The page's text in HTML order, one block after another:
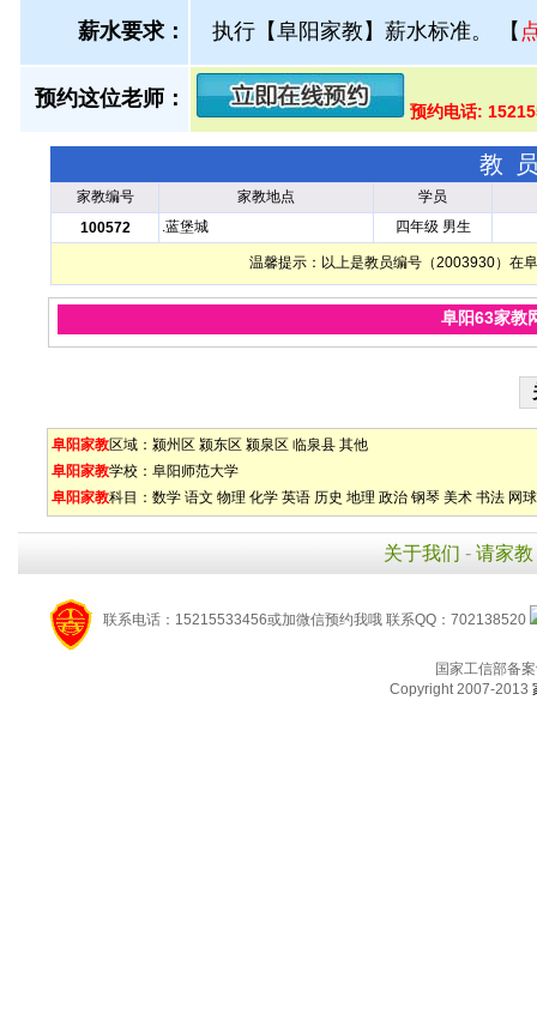
薪水要求： 执行【阜阳家教】薪水标准。 【
预约这位老师：
预约电话:
教
家教编号 家教地点
学员
100572
.蓝堡城 四年级 男生
温馨提示：以上是教员编号（2003930）在
阜阳63家教
阜阳家教区域： 颍州区 颍东区 颍泉区 临泉县 其他
阜阳家教学校： 阜阳师范大学
阜阳家教科目： 数学 语文 物理 化学 英语 历史 地理 政治 钢琴 美术 书法 网球
关于我们 - 请家教
联系电话：15215533456或加微信预约我哦 联系QQ：702138520
国家工信部备
Copyright 2007-2013